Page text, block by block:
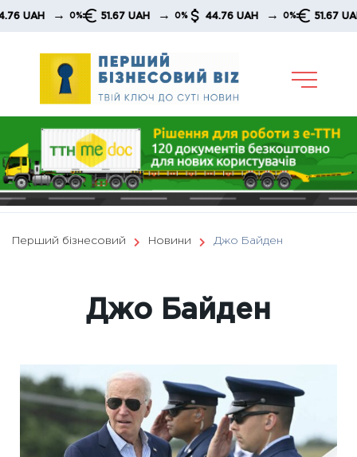
Skip
0% 51.67 UAH → 0% 44.76 UAH → 0% 51.67 UAH → 0%
Перший бізнесовий Новини Джо Байден
Джо Байден